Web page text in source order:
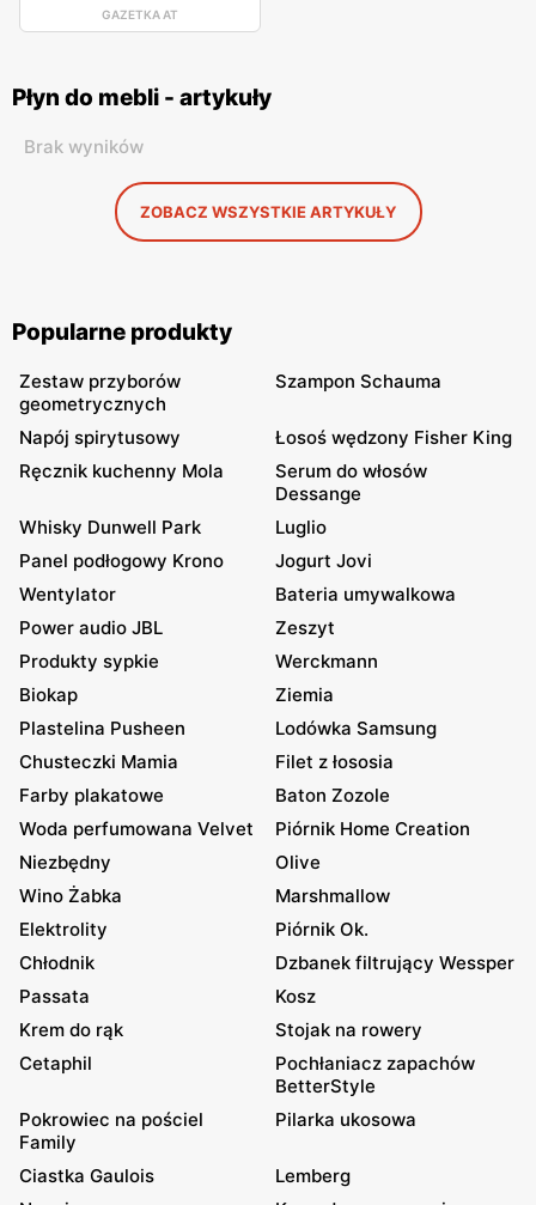
GAZETKA AT
Płyn do mebli - artykuły
Brak wyników
ZOBACZ WSZYSTKIE ARTYKUŁY
Popularne produkty
Zestaw przyborów
geometrycznych
Szampon Schauma
Napój spirytusowy
Łosoś wędzony Fisher King
Ręcznik kuchenny Mola
Serum do włosów
Dessange
Whisky Dunwell Park
Luglio
Panel podłogowy Krono
Jogurt Jovi
Wentylator
Bateria umywalkowa
Power audio JBL
Zeszyt
Produkty sypkie
Werckmann
Biokap
Ziemia
Plastelina Pusheen
Lodówka Samsung
Chusteczki Mamia
Filet z łososia
Farby plakatowe
Baton Zozole
Woda perfumowana Velvet
Piórnik Home Creation
Niezbędny
Olive
Wino Żabka
Marshmallow
Elektrolity
Piórnik Ok.
Chłodnik
Dzbanek filtrujący Wessper
Passata
Kosz
Krem do rąk
Stojak na rowery
Cetaphil
Pochłaniacz zapachów
BetterStyle
Pokrowiec na pościel
Family
Pilarka ukosowa
Ciastka Gaulois
Lemberg